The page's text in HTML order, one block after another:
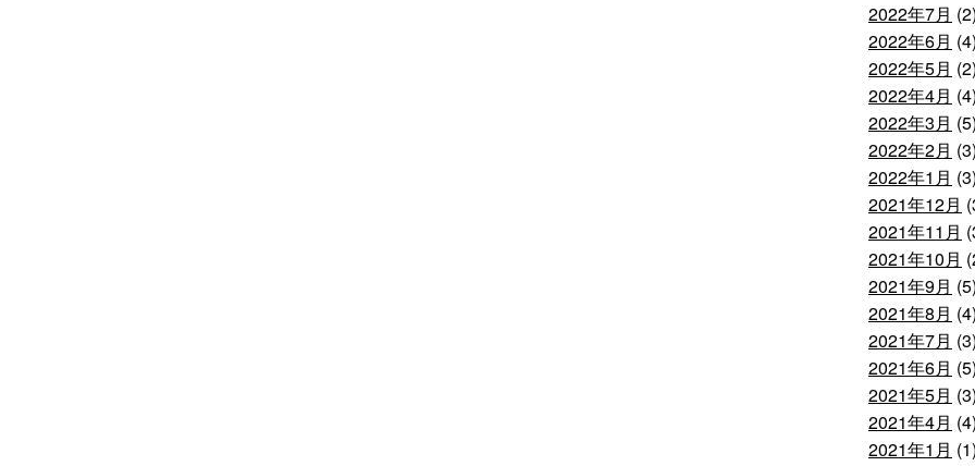
2022年7月 (2)
2022年6月 (4)
2022年5月 (2)
2022年4月 (4)
2022年3月 (5)
2022年2月 (3)
2022年1月 (3)
2021年12月
2021年11月
2021年10月
2021年9月 (5)
2021年8月 (4)
2021年7月 (3)
2021年6月 (5)
2021年5月 (3)
2021年4月 (4)
2021年1月 (1)